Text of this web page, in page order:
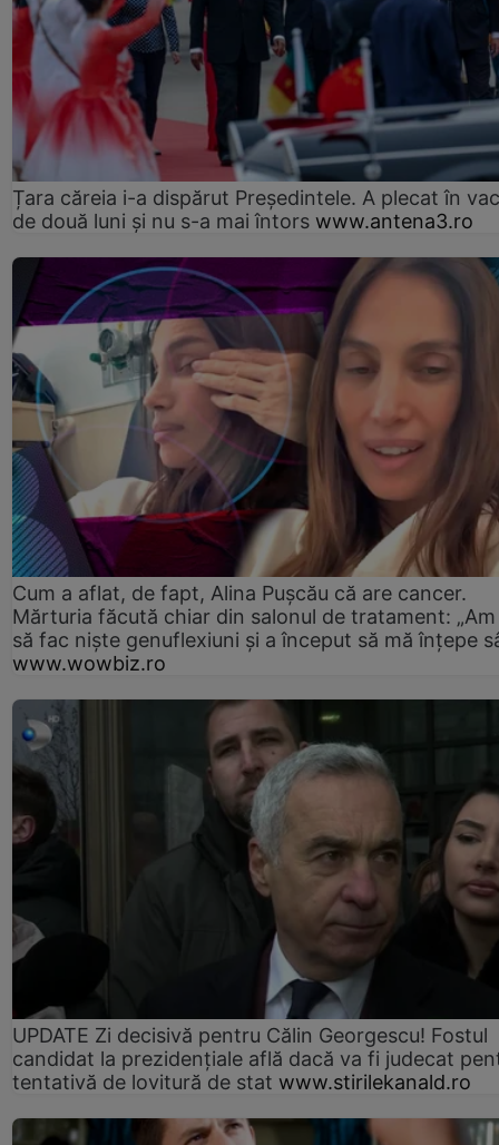
Țara căreia i-a dispărut Președintele. A plecat în
de două luni și nu s-a mai întors www.antena3.ro
Cum a aflat, de fapt, Alina Pușcău că are cancer.
Mărturia făcută chiar din salonul de tratament:
să fac niște genuflexiuni și a început să mă înțepe
www.wowbiz.ro
UPDATE Zi decisivă pentru Călin Georgescu! Fostul
candidat la prezidențiale află dacă va fi judecat
tentativă de lovitură de stat www.stirilekanald.ro